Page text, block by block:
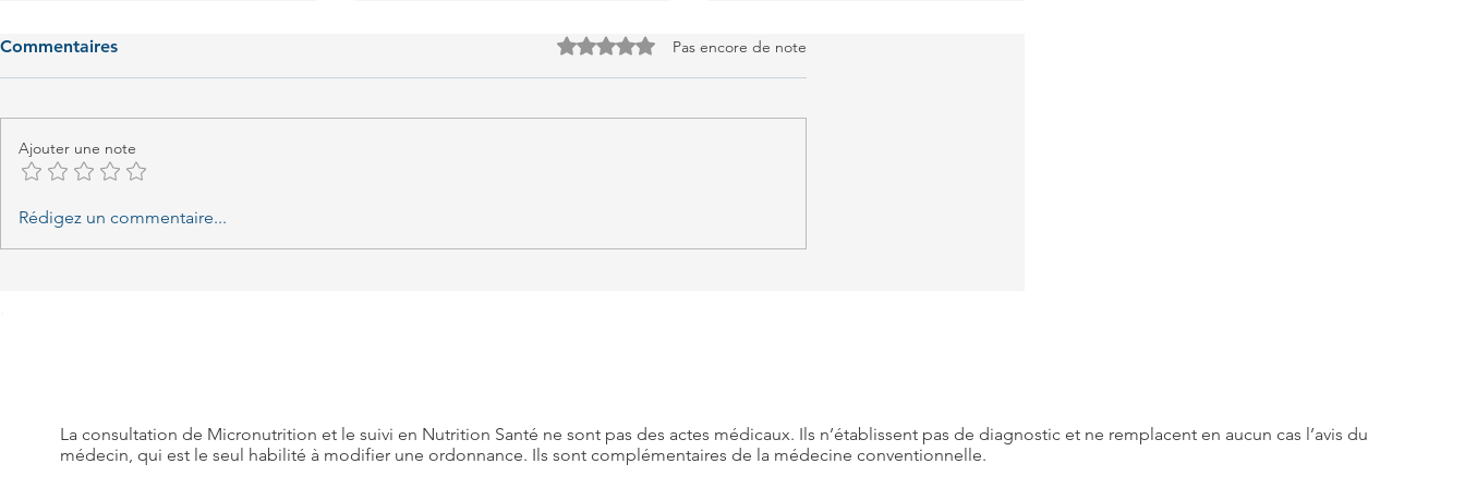
La consultation de Micronutrition et le suivi en Nutrition Santé ne sont pas des actes médicaux. Ils n’établissent pas de diagnostic et ne remplacent en aucun cas l’avis du
médecin, qui est le seul habilité à modifier une ordonnance. Ils sont complémentaires de la médecine conventionnelle.
Encornets à l'oignon rouge
et au combawa
cumin & origan
chinoises
Commentaires Noté 0 étoile sur 5.Pas encore de note
Ajouter une note
Rédigez un commentaire...